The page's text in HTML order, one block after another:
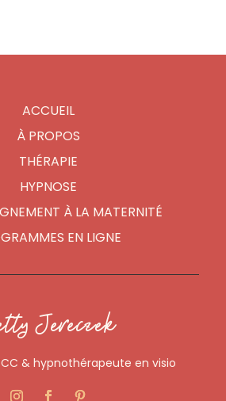
ACCUEIL
À PROPOS
THÉRAPIE
HYPNOSE
À LA MATERNITÉ
EN LIGNE
Jereczek
& hypnothérapeute en visio